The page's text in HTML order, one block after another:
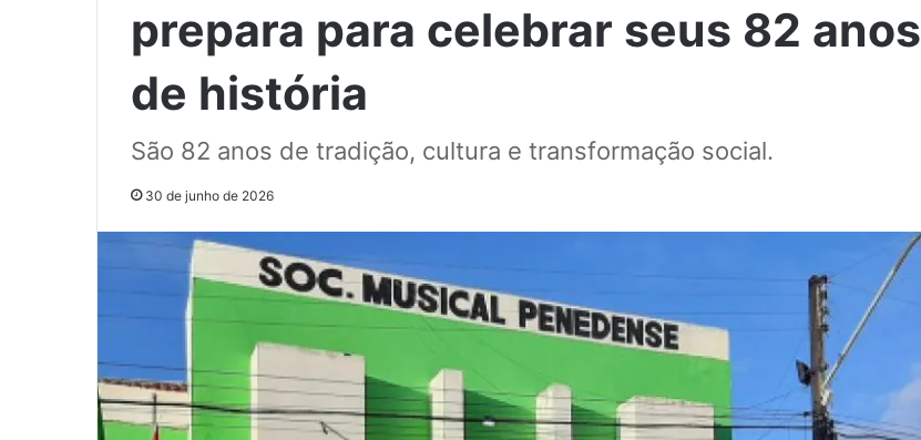
prepara para celebrar seus 82 anos
de história
São 82 anos de tradição, cultura e transformação social.
30 de junho de 2026